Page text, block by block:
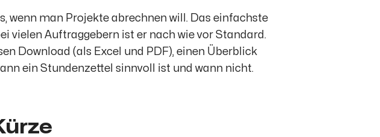
wenn man Projekte abrechnen will. Das einfachste
vielen Auftraggebern ist er nach wie vor Standard.
Download (als Excel und PDF), einen Überblick
ein Stundenzettel sinnvoll ist und wann nicht.